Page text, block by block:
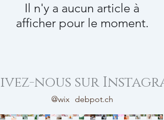
Il n'y a aucun article à
afficher pour le moment.
nous sur
debpot.ch
@wix